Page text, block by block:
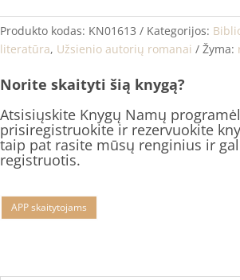
Produkto kodas: KN01613 Kategorijos:
literatūra, Užsienio autorių romanai Žyma:
Norite skaityti šią knygą?
Atsisiųskite Knygų Namų
prisiregistruokite ir rezervuokite
taip pat rasite mūsų renginius ir
registruotis.
APP skaitytojams